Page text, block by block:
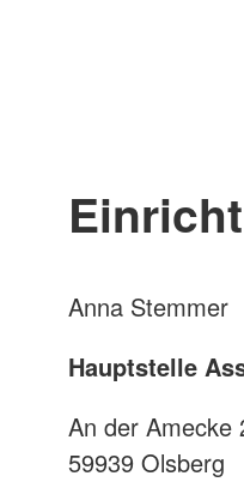
Anna Stemmer
Hauptstelle
An der Amecke
59939 Olsberg